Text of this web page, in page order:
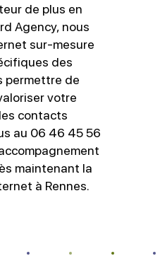
de plus en
Agency, nous
sur-mesure
des
permettre de
votre
contacts
au 06 46 45 56
maintenant la
à Rennes.